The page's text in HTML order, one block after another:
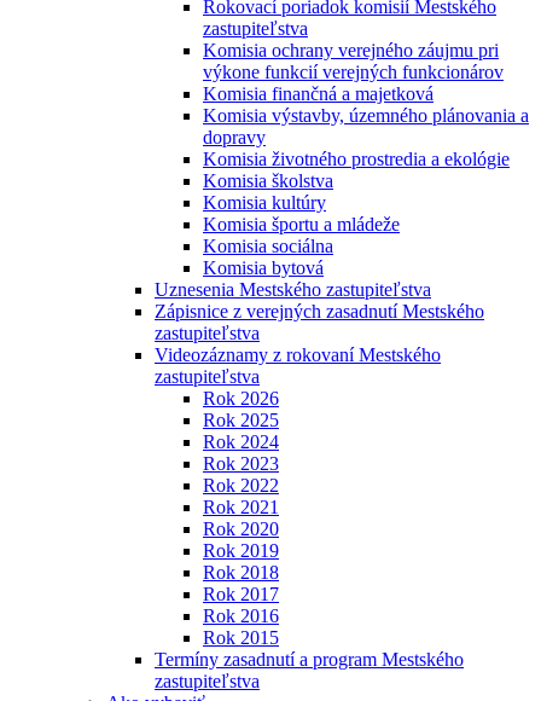
Rokovací poriadok komisií Mestského
zastupiteľstva
Komisia ochrany verejného záujmu pri
výkone funkcií verejných funkcionárov
Komisia finančná a majetková
Komisia výstavby, územného plánovania a
dopravy
Komisia životného prostredia a ekológie
Komisia školstva
Komisia kultúry
Komisia športu a mládeže
Komisia sociálna
Komisia bytová
Uznesenia Mestského zastupiteľstva
Zápisnice z verejných zasadnutí Mestského
zastupiteľstva
Videozáznamy z rokovaní Mestského
zastupiteľstva
Rok 2026
Rok 2025
Rok 2024
Rok 2023
Rok 2022
Rok 2021
Rok 2020
Rok 2019
Rok 2018
Rok 2017
Rok 2016
Rok 2015
Termíny zasadnutí a program Mestského
zastupiteľstva